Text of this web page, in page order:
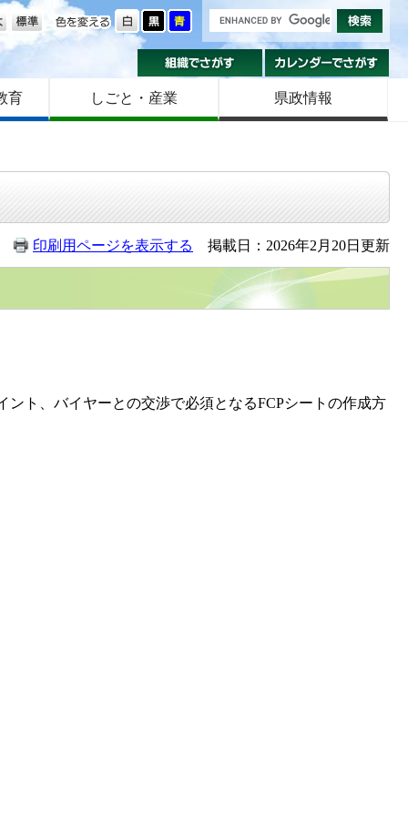
色を変える
大きさ
組織でさがす
育 しごと・産業 県政情報
印刷用ページを表示する 掲載日：2026年2月20日更新
ト、バイヤーとの交渉で必須となるFCPシートの作成方